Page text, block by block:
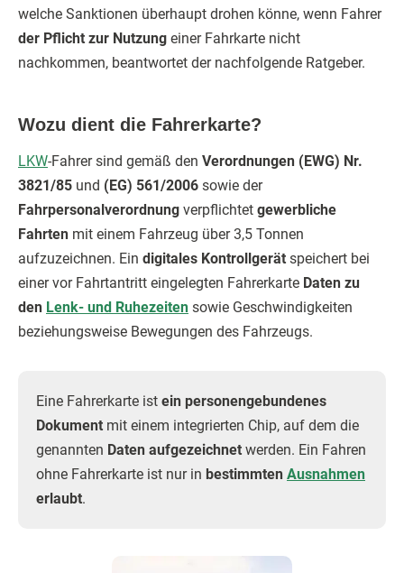
welche Sanktionen überhaupt drohen könne, wenn Fahrer
der Pflicht zur Nutzung einer Fahrkarte nicht
nachkommen, beantwortet der nachfolgende Ratgeber.
Wozu dient die Fahrerkarte?
LKW-Fahrer sind gemäß den Verordnungen (EWG) Nr.
3821/85 und (EG) 561/2006 sowie der
Fahrpersonalverordnung verpflichtet gewerbliche
Fahrten mit einem Fahrzeug über 3,5 Tonnen
aufzuzeichnen. Ein digitales Kontrollgerät speichert bei
einer vor Fahrtantritt eingelegten Fahrerkarte Daten zu
den Lenk- und Ruhezeiten sowie Geschwindigkeiten
beziehungsweise Bewegungen des Fahrzeugs.
Eine Fahrerkarte ist ein personengebundenes
Dokument mit einem integrierten Chip, auf dem die
genannten Daten aufgezeichnet werden. Ein Fahren
ohne Fahrerkarte ist nur in bestimmten Ausnahmen
erlaubt.